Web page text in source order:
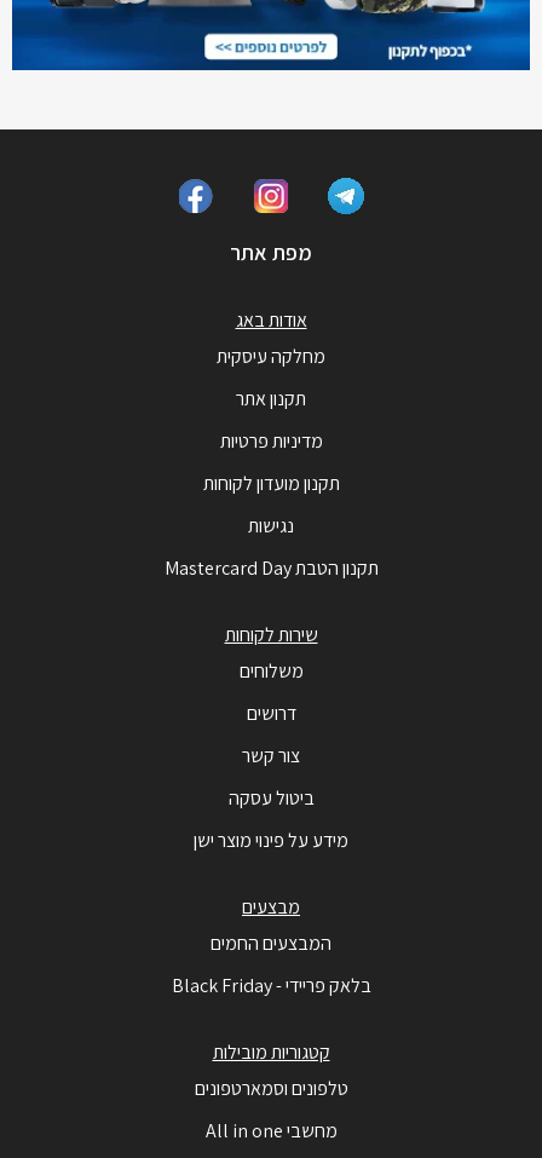
מפת אתר
אודות באג
מחלקה עיסקית
תקנון אתר
מדיניות פרטיות
תקנון מועדון לקוחות
נגישות
תקנון הטבת Mastercard Day
שירות לקוחות
משלוחים
דרושים
צור קשר
ביטול עסקה
מידע על פינוי מוצר ישן
מבצעים
המבצעים החמים
בלאק פריידי - Black Friday
קטגוריות מובילות
טלפונים וסמארטפונים
מחשבי All in one